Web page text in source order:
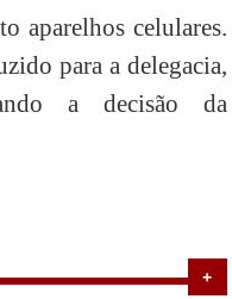
aparelhos celulares.
para a delegacia,
a decisão da
+